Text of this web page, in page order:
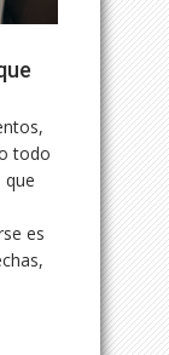
todo
que
es